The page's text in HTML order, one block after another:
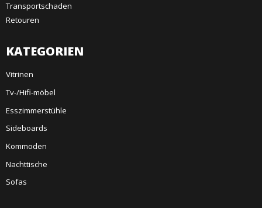
Transportschaden
Retouren
KATEGORIEN
Vitrinen
Tv-/Hifi-möbel
Esszimmerstühle
Sideboards
Kommoden
Nachttische
Sofas